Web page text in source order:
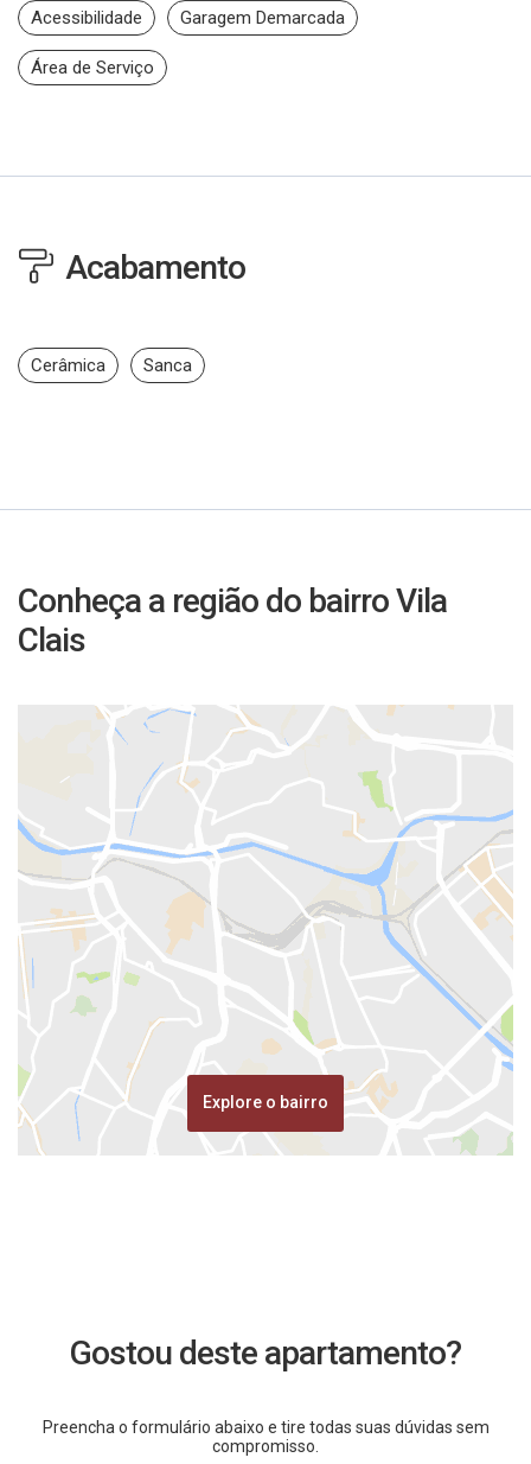
Acessibilidade Garagem Demarcada
Área de Serviço
Acabamento
Cerâmica Sanca
Conheça a região do bairro Vila
Clais
Explore o bairro
Gostou deste apartamento?
Preencha o formulário abaixo e tire todas suas dúvidas sem
compromisso.